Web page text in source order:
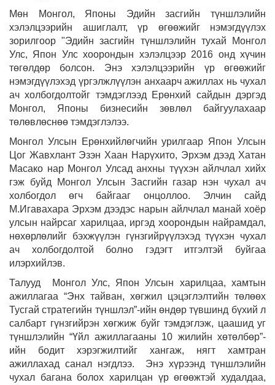
Мөн Монгол, Японы Эдийн засгийн түншлэлийн
хэлэлцээрийн ашиглалт, үр өгөөжийг нэмэгдүүлэх
зорилгоор "Эдийн засгийн түншлэлийн тухай Монгол
Улс, Япон Улс хоорондын хэлэлцээр 2016 онд хүчин
төгөлдөр болсон. Энэ хэлэлцээрийн үр өгөөжийг
нэмэгдүүлэхэд үргэлжлүүлэн анхаарч ажиллах нь чухал
ач холбогдолтойг тэмдэглээд Ерөнхий сайдын дэргэд
Монгол, Японы бизнесийн зөвлөл байгуулахаар
төлөвлөснөө тэмдэглэлээ.
Монгол Улсын Ерөнхийлөгчийн урилгаар Япон Улсын
Цог Жавхлант Эзэн Хаан Нарүхито, Эрхэм дээд Хатан
Масако нар Монгол Улсад анхны түүхэн айлчлал хийх
гэж буйд Монгол Улсын Засгийн газар нэн чухал ач
холбогдол өгч байгааг онцоллоо. Элчин сайд
М.Игавахара Эрхэм дээдэс нарын айлчлал манай хоёр
улсын найрсаг харилцаа, иргэд хоорондын найрамдал,
нөхөрлөлийг бэхжүүлэн гүнзгийрүүлэхэд түүхэн чухал
ач холбогдолтой болно гэдэгт итгэлтэй буйгаа
илэрхийлэв.
Талууд Монгол Улс, Япон Улсын харилцаа, хамтын
ажиллагаа “Энх тайван, хөгжил цэцэглэлтийн төлөөх
Тусгай стратегийн түншлэл”-ийн өндөр түвшинд бүхий л
салбарт гүнзгийрэн хөгжиж буйг тэмдэглэж, цаашид уг
түншлэлийн “Үйл ажиллагааны 10 жилийн хөтөлбөр”-
ийн бодит хэрэгжилтийг хангаж, нягт хамтран
ажиллахад санал нэгдлээ. Энэ хүрээнд түншлэлийн
чухал багана болох харилцан үр өгөөжтэй худалдаа,